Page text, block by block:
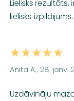
Lielisks
lielisks
★★★★★
Anita A., 28. janv.
Uzdāvināju